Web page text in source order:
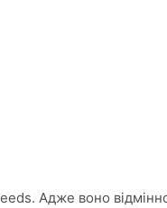
Адже воно